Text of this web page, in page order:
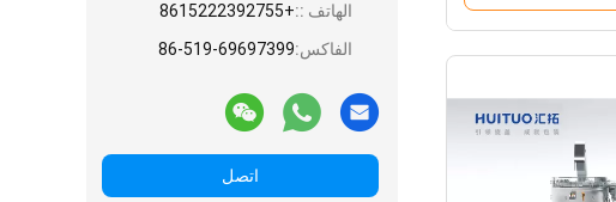
الهاتف ::+8615222392755
الفاكس:86-519-69697399
اتصل